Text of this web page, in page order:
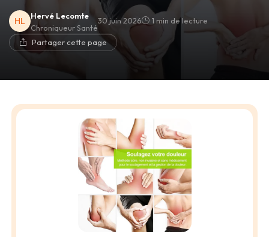
Hervé Lecomte
Chroniqueur Santé
30 juin 2026 1 min de lecture
Partager cette page